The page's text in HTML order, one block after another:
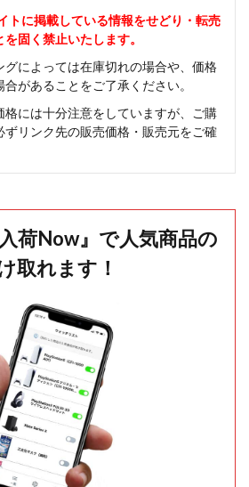
トに掲載している情報をせどり・転売
固く禁止いたします。
グによっては在庫切れの場合や、価格
があることをご了承ください。
格には十分注意をしていますが、ご購
ずリンク先の販売価格・販売元をご確
荷Now』で人気商品の
取れます！